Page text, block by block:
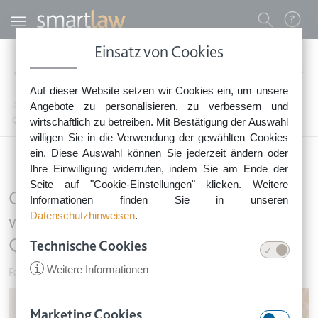
Einsatz von Cookies
Auf dieser Website setzen wir Cookies ein, um unsere
Angebote zu personalisieren, zu verbessern und
wirtschaftlich zu betreiben. Mit Bestätigung der Auswahl
willigen Sie in die Verwendung der gewählten Cookies
ein. Diese Auswahl können Sie jederzeit ändern oder
Ihre Einwilligung widerrufen, indem Sie am Ende der
Seite auf "Cookie-Einstellungen" klicken. Weitere
Informationen finden Sie in unseren
Datenschutzhinweisen.
Technische Cookies
i Weitere Informationen
Direkt zum Inhalt
0800 - 268 4 268 (kostenfrei)
Sie erreichen unser Service-Team:
Montag bis Freitag: 8-18 Uhr
Keine Rechtsberatung.
Benutzermenü
Startseite Familie & Vorsorge
Geimpfte Pflegeheimbewohnerin wehrt sich erfolgreich gegen
Quarantäneanordnung
Geimpfte Pflegeheimbewohnerin
wehrt sich erfolgreich gegen
Quarantäneanordnung
Familie & Vorsorge • 11. August 2021
Image